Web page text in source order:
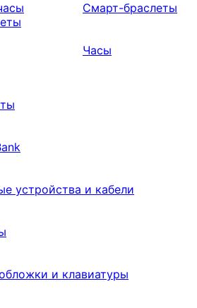
Смарт-браслеты
Часы
устройства и кабели
и клавиатуры